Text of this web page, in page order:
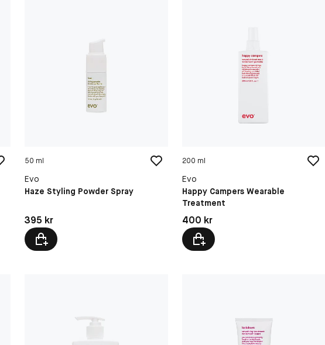
50 ml
Evo
Haze Styling Powder Spray
Pris: 395 kr
395 kr
200 ml
Evo
Happy Campers Wearable
Treatment
Pris: 400 kr
400 kr